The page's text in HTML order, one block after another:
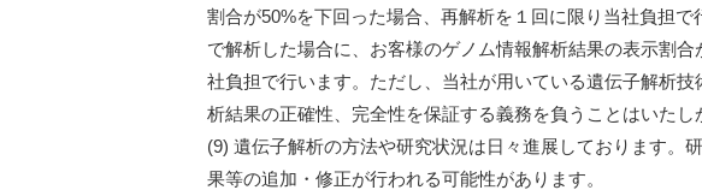
割合が50%を下回った場合、再解析を１回に限り当社負担
で解析した場合に、お客様のゲノム情報解析結果の表示割
社負担で行います。ただし、当社が用いている遺伝子解析
析結果の正確性、完全性を保証する義務を負うことはいたし
(9) 遺伝子解析の方法や研究状況は日々進展しております。
果等の追加・修正が行われる可能性があります。